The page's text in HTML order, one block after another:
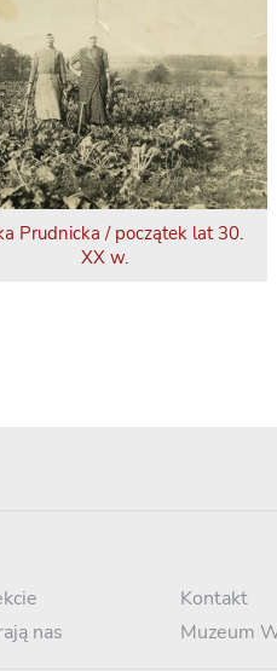
Prudnicka / początek lat 30.
XX w.
nas
Kontakt
Muzeum